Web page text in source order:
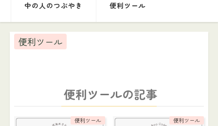
中の人のつぶやき 便利ツール
便利ツール
便利ツールの記事
便利ツール 便利ツール